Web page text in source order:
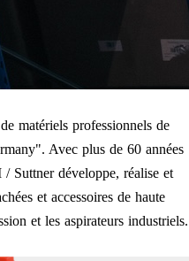
matériels professionnels de
Avec plus de 60 années
Suttner développe, réalise et
et accessoires de haute
et les aspirateurs industriels.